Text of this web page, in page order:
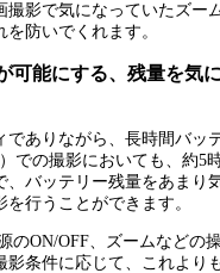
撮影で気になっていたズー
防いでくれます。
可能にする、残量を気
でありながら、長時間バッ
での撮影においても、約5
、バッテリー残量をあまり
行うことができます。
のON/OFF、ズームなどの
影条件に応じて、これより